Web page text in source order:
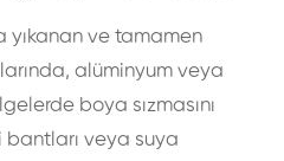
yıkanan ve tamamen
alüminyum veya
boya sızmasını
bantları veya suya